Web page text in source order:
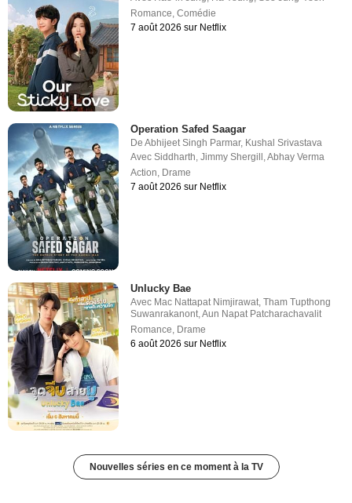
Romance,Comédie
7 août 2026 sur Netflix
Operation Safed Saagar
DeAbhijeet Singh Parmar, Kushal Srivastava
AvecSiddharth,Jimmy Shergill ,Abhay Verma
Action, Drame
7 août 2026 sur Netflix
Unlucky Bae
Avec Mac Nattapat Nimjirawat,Tham Tupthong
Suwanrakanont,Aun Napat Patcharachavalit
Romance, Drame
6 août 2026 sur Netflix
Nouvelles séries en ce moment à la TV